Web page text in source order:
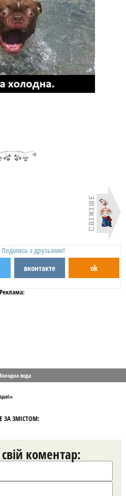
з друзьями!
вконтакте ok
Реклама:
Холодна вода
»
ЗА ЗМІСТОМ:
коментар: